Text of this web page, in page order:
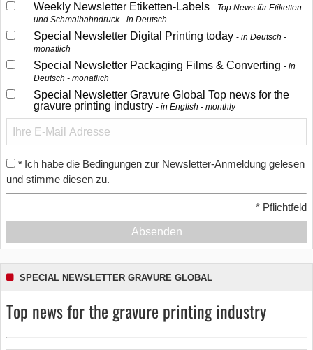
Weekly Newsletter Etiketten-Labels
Top News für Etiketten-
und Schmalbahndruck - in Deutsch
Special Newsletter Digital Printing today
in Deutsch -
monatlich
Special Newsletter Packaging Films & Converting
in
Deutsch - monatlich
Special Newsletter Gravure Global Top news for the
gravure printing industry
in English - monthly
* Ich habe die Bedingungen zur Newsletter-Anmeldung gelesen
und stimme diesen zu.
* Pflichtfeld
Absenden
SPECIAL NEWSLETTER GRAVURE GLOBAL
Top news for the gravure printing industry